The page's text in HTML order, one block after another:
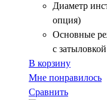
Диаметр
опция)
Основные
с затыловкой
В корзину
Мне понравилось
Сравнить